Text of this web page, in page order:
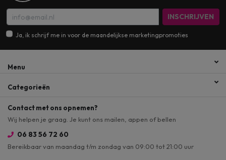
INSCHRIJVEN
Ja, ik schrijf me in voor de maandelijkse marketingpromoties
Menu
Categorieën
Contact met ons opnemen?
Wij helpen je graag. Je kunt ons mailen, appen of bellen
06 83 56 72 60
Bereikbaar van maandag t/m zondag van 09:00 tot 21:00 uur